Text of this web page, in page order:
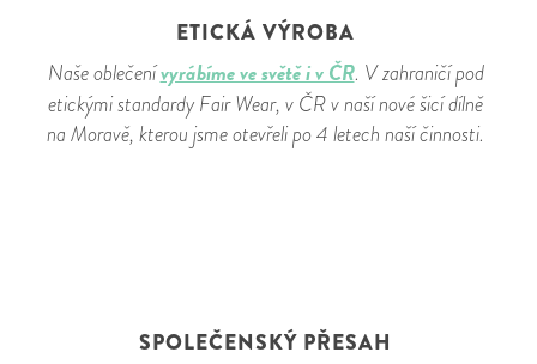
ETICKÁ VÝROBA
Naše oblečenívyrábíme ve světě i v ČR. V zahraničí pod
etickými standardy Fair Wear, v ČR v naší nové šicí dílně
na Moravě, kterou jsme otevřeli po 4 letech naší činnosti.
SPOLEČENSKÝ PŘESAH